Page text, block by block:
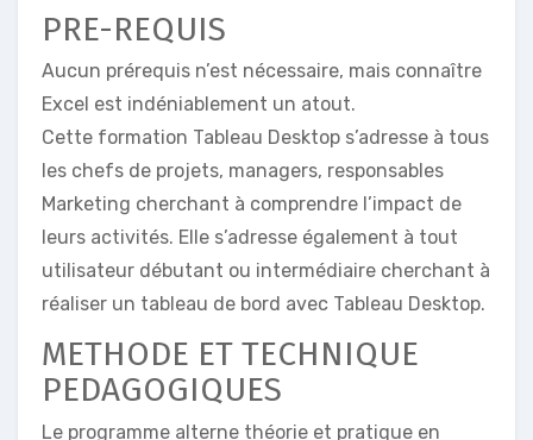
PRE-REQUIS
Aucun prérequis n’est nécessaire, mais connaître
Excel est indéniablement un atout.
Cette formation Tableau Desktop s’adresse à tous
les chefs de projets, managers, responsables
Marketing cherchant à comprendre l’impact de
leurs activités. Elle s’adresse également à tout
utilisateur débutant ou intermédiaire cherchant à
réaliser un tableau de bord avec Tableau Desktop.
METHODE ET TECHNIQUE
PEDAGOGIQUES
Le programme alterne théorie et pratique en